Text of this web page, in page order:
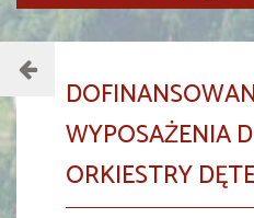
Menu
WYPOSAŻENIA
ORKIESTRY